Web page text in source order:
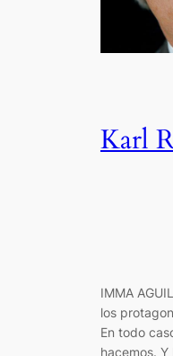
Karl
IMMA
los
En todo
hacemos.